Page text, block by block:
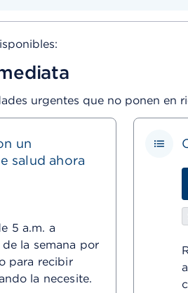
urgentes que no ponen en
un
salud ahora
5 a.m. a
la semana por
para recibir
la necesite.